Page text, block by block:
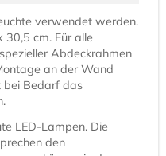
verwendet werden.
30,5 cm. Für alle
Abdeckrahmen
an der Wand
bei Bedarf das
LED-Lampen. Die
den